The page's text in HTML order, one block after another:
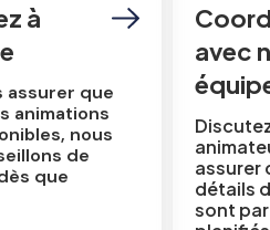
à
assurer que
animations
nous
de
que
avec
assurer
détails
sont